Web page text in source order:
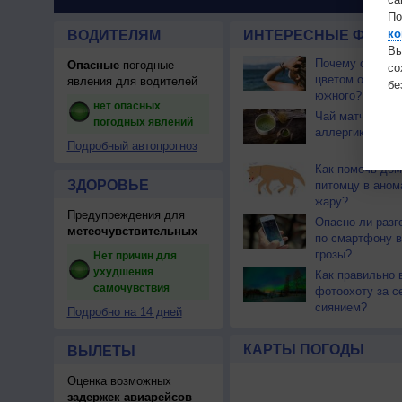
ВОДИТЕЛЯМ
Опасныепогодные
явления для водителей
нет опасных
погодных явлений
Подробный автопрогноз
ЗДОРОВЬЕ
Предупреждения для
метеочувствительных
Нет причин для
ухудшения
самочувствия
Подробно на 14 дней
ВЫЛЕТЫ
Оценка возможных
задержек авиарейсов
ИНТЕРЕСНЫЕ
Почему
цветом
южного?
Чай матча
аллергикам
Как помочь
питомцу в
жару?
Опасно ли
по смартфону
грозы?
Как правильно
фотоохоту за
сиянием?
КАРТЫ ПОГОДЫ